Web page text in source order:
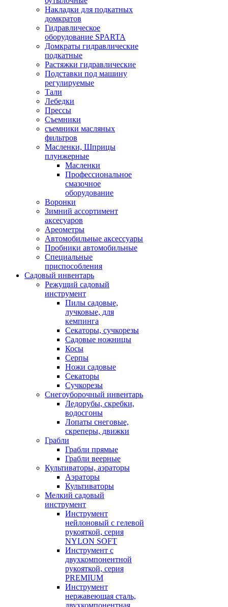
Накладки для подкатных
домкратов
Гидравлическое
оборудование SPARTA
Домкраты гидравлические
подкатные
Растяжки гидравлические
Подставки под машину
регулируемые
Тали
Лебедки
Прессы
Съемники
съемники масляных
фильтров
Масленки, Шприцы
плунжерные
Масленки
Профессиональное
смазочное
оборудование
Воронки
Зимний ассортимент
аксесуаров
Ареометры
Автомобильные аксессуары
Пробники автомобильные
Специальные
приспособления
Садовый инвентарь
Режущий садовый
инструмент
Пилы садовые,
лучковые, для
кемпинга
Секаторы, сучкорезы
Садовые ножницы
Косы
Серпы
Ножи садовые
Секаторы
Сучкорезы
Снегоуборочный инвентарь
Ледорубы, скребки,
водосгоны
Лопаты снеговые,
скреперы, движки
Грабли
Грабли прямые
Грабли веерные
Культиваторы, аэраторы
Аэраторы
Культиваторы
Мелкий садовый
инструмент
Инструмент
нейлоновый с гелевой
рукояткой, серия
NYLON SOFT
Инструмент с
двухкомпонентной
рукояткой, серия
PREMIUM
Инструмент
нержавеющая сталь,
двухкомпонентная